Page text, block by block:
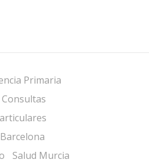
Primaria
Salud Murcia